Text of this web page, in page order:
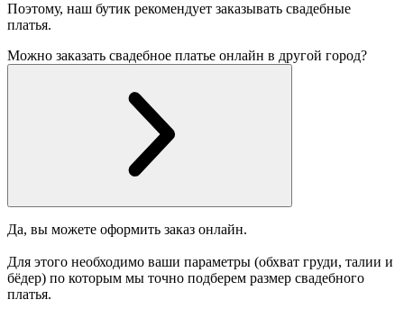
Поэтому, наш бутик рекомендует заказывать свадебные
платья.
Можно заказать свадебное платье онлайн в другой город?
Да, вы можете оформить заказ онлайн.
Для этого необходимо ваши параметры (обхват груди, талии и
бёдер) по которым мы точно подберем размер свадебного
платья.